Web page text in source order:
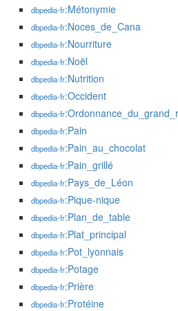
dbpedia-fr:Métonymie
dbpedia-fr:Noces_de_Cana
dbpedia-fr:Nourriture
dbpedia-fr:Noël
dbpedia-fr:Nutrition
dbpedia-fr:Occident
dbpedia-fr
dbpedia-fr:Pain
dbpedia-fr:Pain_au_chocolat
dbpedia-fr:Pain_grillé
dbpedia-fr:Pays_de_Léon
dbpedia-fr:Pique-nique
dbpedia-fr:Plan_de_table
dbpedia-fr:Plat_principal
dbpedia-fr:Pot_lyonnais
dbpedia-fr:Potage
dbpedia-fr:Prière
dbpedia-fr:Protéine